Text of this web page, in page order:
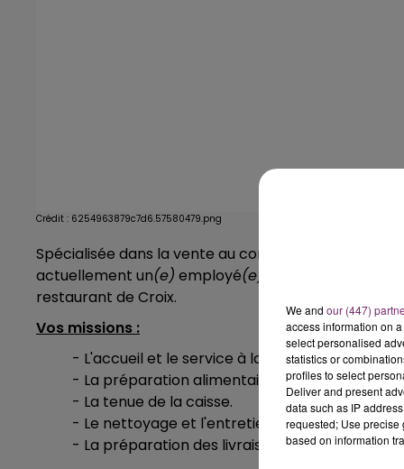
Crédit : 6254963879c7d6.57580479.png
Spécialisée dans la vente au comptoir de salades/
actuellement un(e) employé(e)
de
restaurant de Croix.
Vos missions :
- L'accueil et le service à la clientèle.
- La préparation alimentaire.
- La tenue de la caisse.
- Le nettoyage et l'entretien de votre espace
- La préparation des livraisons.
We and our (447)
access information on
select personalised
statistics or
profiles to select
Deliver and present
data such as IP
requested; Use precise
based on information